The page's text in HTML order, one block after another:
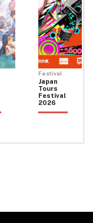
Festival
Japan
Tours
Festival
2026